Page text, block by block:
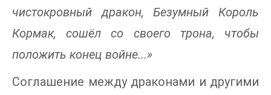
чистокровный дракон, Безумный Король
Кормак, сошёл со своего трона, чтобы
положить конец войне...»
Соглашение между драконами и другими